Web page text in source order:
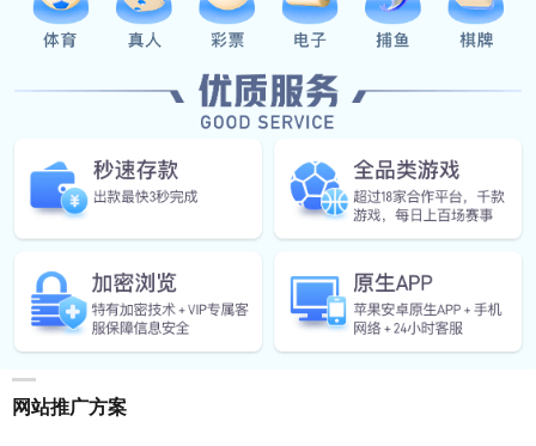
xk星空体育: 2024-01-24
01 为什么选择营销型网站建设在信息化时代的今天，网站是企业
向客户展示的官方窗口，行业网站正
xk星空体育: 2024-01-24
网站推广方案